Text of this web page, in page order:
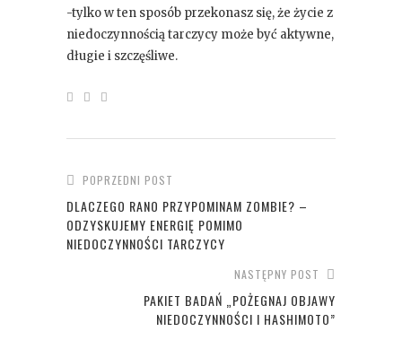
-tylko w ten sposób przekonasz się, że życie z
niedoczynnością tarczycy może być aktywne,
długie i szczęśliwe.
POPRZEDNI POST
DLACZEGO RANO PRZYPOMINAM ZOMBIE? –
ODZYSKUJEMY ENERGIĘ POMIMO
NIEDOCZYNNOŚCI TARCZYCY
NASTĘPNY POST
PAKIET BADAŃ „POŻEGNAJ OBJAWY
NIEDOCZYNNOŚCI I HASHIMOTO”